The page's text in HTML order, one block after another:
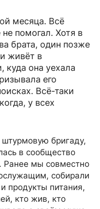
месяца. Всё
помогал. Хотя в
брата, один позже
живёт в
куда она уехала
его
Всё-таки
у всех
бригаду,
в сообщество
Ранее мы совместно
собирали
продукты питания,
кто жив, кто